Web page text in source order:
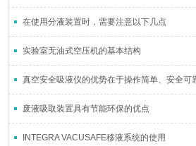
在使用分液装置时，需要注意以下几点
实验室无油式空压机的基本结构
真空安全吸液仪的优势在于操作简单、安全可
废液吸取装置具有节能环保的优点
INTEGRA VACUSAFE移液系统的使用